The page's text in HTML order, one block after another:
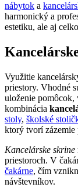
nábytok a
harmonický a
estetiku, ale aj
Využitie
priestory. Vhodné
uloženie pomôcok,
kombinácia
stoly, školské
ktorý tvorí
Kancelárske skrine
priestoroch. V
čakárne, čím
návštevníkov.